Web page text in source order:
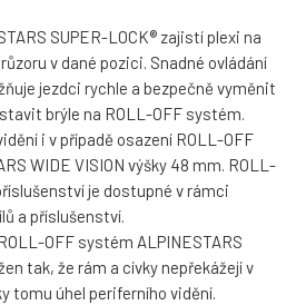
SUPER-LOCK® zajistí plexi na
v dané pozici. Snadné ovládání
jezdci rychle a bezpečně vyměnit
brýle na ROLL-OFF systém.
i v případě osazení ROLL-OFF
WIDE VISION výšky 48 mm. ROLL-
je dostupné v rámci
a příslušenství.
OFF systém ALPINESTARS
tak, že rám a cívky nepřekážejí v
tomu úhel periferního vidění.